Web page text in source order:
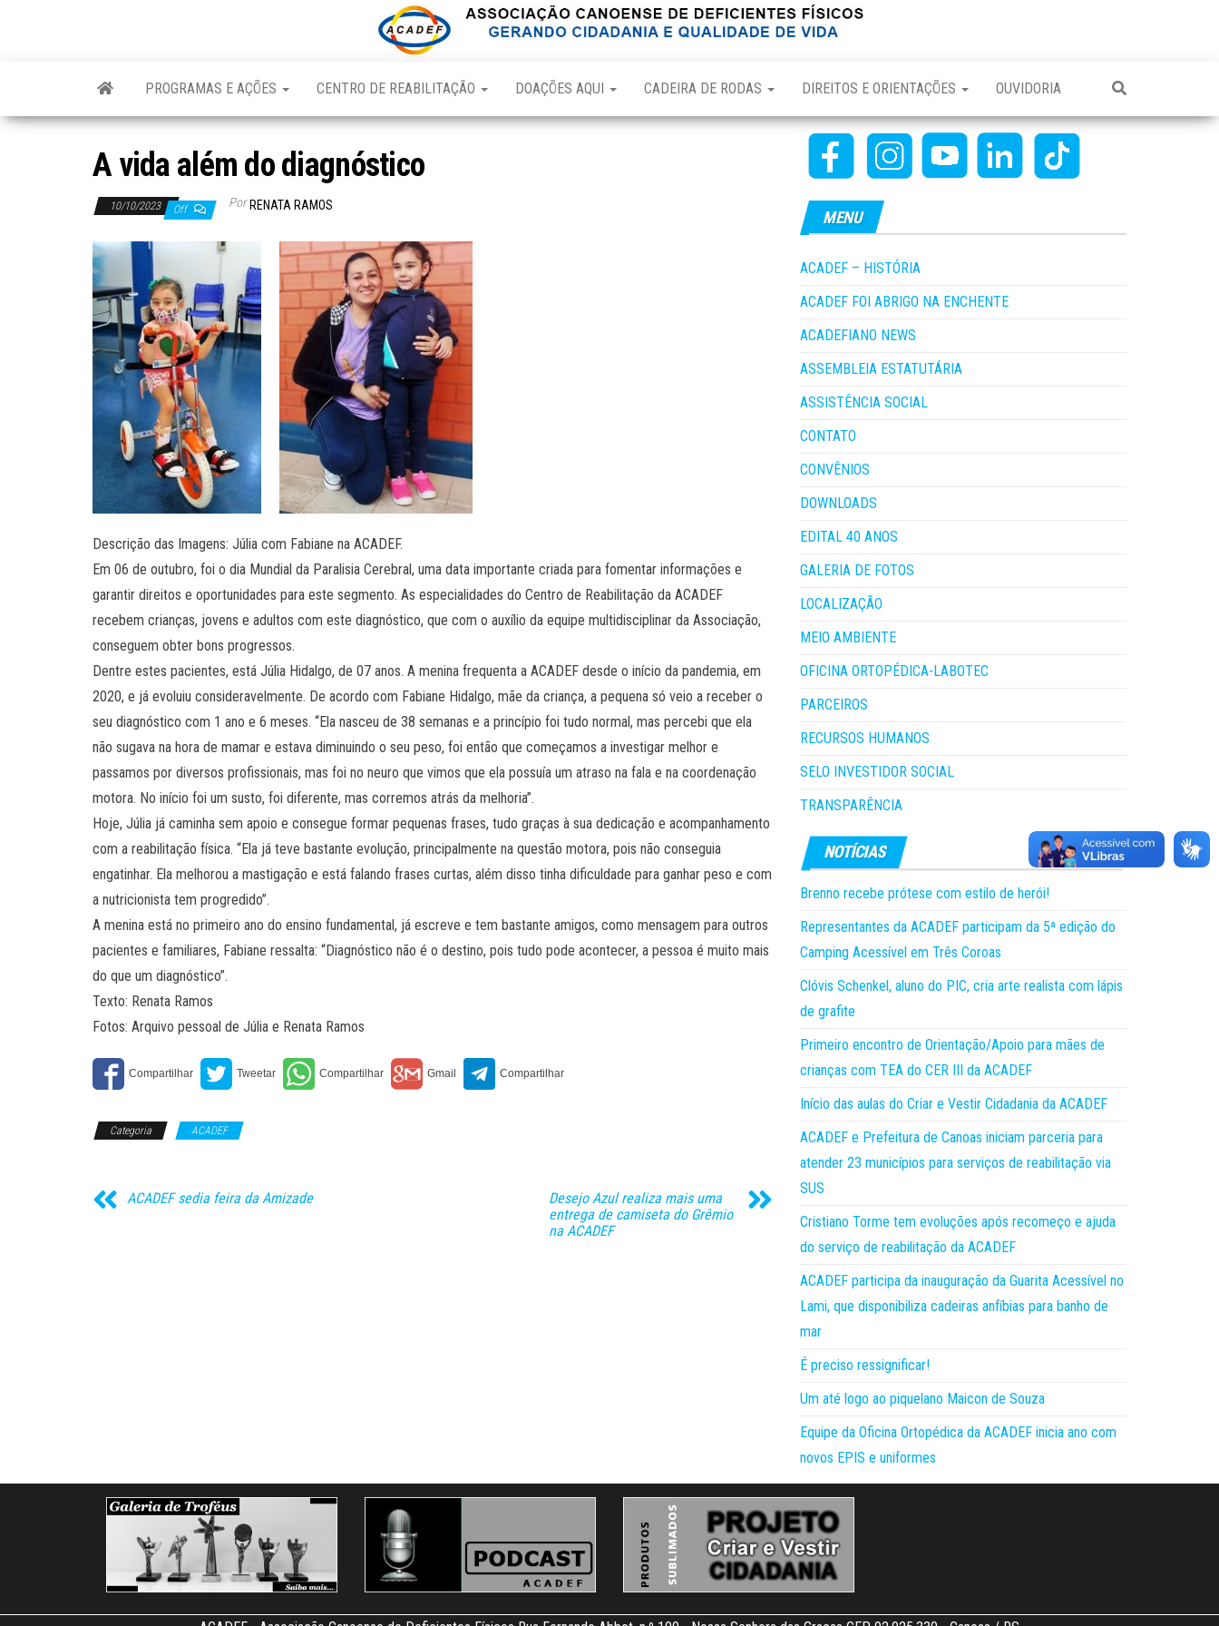
PROGRAMAS E AÇÕES CENTRO DE REABILITAÇÃO DOAÇÕES AQUI CADEIRA DE RODAS DIREITOS E ORIENTAÇÕES OUVIDORIA
A vida além do diagnóstico
10/10/2023 Off Por RENATA RAMOS
Descrição das Imagens: Júlia com Fabiane na ACADEF.
Em 06 de outubro, foi o dia Mundial da Paralisia Cerebral, uma data importante criada para fomentar informações e
garantir direitos e oportunidades para este segmento. As especialidades do Centro de Reabilitação da ACADEF
recebem crianças, jovens e adultos com este diagnóstico, que com o auxílio da equipe multidisciplinar da Associação,
conseguem obter bons progressos.
Dentre estes pacientes, está Júlia Hidalgo, de 07 anos. A menina frequenta a ACADEF desde o início da pandemia, em
2020, e já evoluiu consideravelmente. De acordo com Fabiane Hidalgo, mãe da criança, a pequena só veio a receber o
seu diagnóstico com 1 ano e 6 meses. “Ela nasceu de 38 semanas e a princípio foi tudo normal, mas percebi que ela
não sugava na hora de mamar e estava diminuindo o seu peso, foi então que começamos a investigar melhor e
passamos por diversos profissionais, mas foi no neuro que vimos que ela possuía um atraso na fala e na coordenação
motora. No início foi um susto, foi diferente, mas corremos atrás da melhoria”.
Hoje, Júlia já caminha sem apoio e consegue formar pequenas frases, tudo graças à sua dedicação e acompanhamento
com a reabilitação física. “Ela já teve bastante evolução, principalmente na questão motora, pois não conseguia
engatinhar. Ela melhorou a mastigação e está falando frases curtas, além disso tinha dificuldade para ganhar peso e com
a nutricionista tem progredido”.
A menina está no primeiro ano do ensino fundamental, já escreve e tem bastante amigos, como mensagem para outros
pacientes e familiares, Fabiane ressalta: “Diagnóstico não é o destino, pois tudo pode acontecer, a pessoa é muito mais
do que um diagnóstico”.
Texto: Renata Ramos
Fotos: Arquivo pessoal de Júlia e Renata Ramos
Categoria ACADEF
ACADEF sedia feira da Amizade
Desejo Azul realiza mais uma
entrega de camiseta do Grêmio
na ACADEF
MENU
ACADEF – HISTÓRIA
ACADEF FOI ABRIGO NA ENCHENTE
ACADEFIANO NEWS
ASSEMBLEIA ESTATUTÁRIA
ASSISTÊNCIA SOCIAL
CONTATO
CONVÊNIOS
DOWNLOADS
EDITAL 40 ANOS
GALERIA DE FOTOS
LOCALIZAÇÃO
MEIO AMBIENTE
OFICINA ORTOPÉDICA-LABOTEC
PARCEIROS
RECURSOS HUMANOS
SELO INVESTIDOR SOCIAL
TRANSPARÊNCIA
Brenno recebe prótese com estilo de herói!
Representantes da ACADEF participam da 5ª edição do
Camping Acessível em Três Coroas
Clóvis Schenkel, aluno do PIC, cria arte realista com lápis
de grafite
Primeiro encontro de Orientação/Apoio para mães de
crianças com TEA do CER III da ACADEF
Início das aulas do Criar e Vestir Cidadania da ACADEF
ACADEF e Prefeitura de Canoas iniciam parceria para
atender 23 municípios para serviços de reabilitação via
SUS
Cristiano Torme tem evoluções após recomeço e ajuda
do serviço de reabilitação da ACADEF
ACADEF participa da inauguração da Guarita Acessível no
Lami, que disponibiliza cadeiras anfíbias para banho de
mar
É preciso ressignificar!
Um até logo ao piquelano Maicon de Souza
Equipe da Oficina Ortopédica da ACADEF inicia ano com
novos EPIS e uniformes